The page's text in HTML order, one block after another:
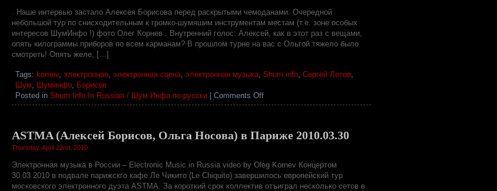
Tel
Aviv
30/04/2010
. Наше интервью застало Алексея Борисова перед раскрытыми чемоданами. Очередной
небольшой тур по снисходительным к громко-шумяшим инструментам местам (т.е. зоне особых
интересов ШумИнфо !) фото Олег Корнев . Внутренний голос: Алексей, как в этот раз с вещами,
опять килограммы приборов по всем карманам? В прошлом турне на вас с Ольгой тяжело было
смотреть! Опять желе, […]
Tags: kornev, электронная, электронная сцена, электронная музыка, Shum.info, Сергей Летов,
Шум, Шуминфо, Борисов
Posted in Shum Info In Russian / Шум Инфо по-русски Comments Offon
ASTMA
ответов
редакции…
ASTMA (Алексей Борисов, Ольга Носова) в Париже 2010.03.30
Thursday, April 22nd, 2010
Электронная музыка в России – Electronic Music in Russia video by Oleg Kornev Концертом
30.03.2010 в подвале парижскго кафе Ле Чикито (Le Chiquito) завершилось европейский тур
московского электронного дуэта ASTMA. За короткий срок коллектив отъиграл несколько сетов в